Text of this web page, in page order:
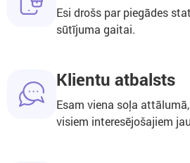
Esi drošs par piegādes
sūtījuma gaitai.
Klientu atbalsts
Esam viena soļa
visiem interesējošajiem